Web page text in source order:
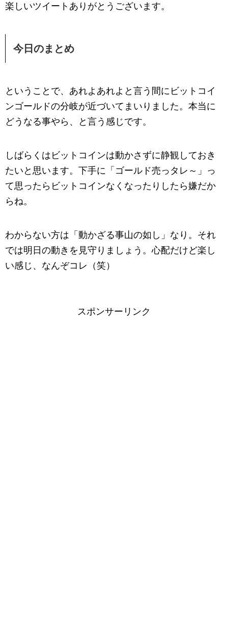
楽しいツイートありがとうございます。
今日のまとめ
ということで、あれよあれよと言う間にビットコイ
ンゴールドの分岐が近づいてまいりました。本当に
どうなる事やら、と言う感じです。
しばらくはビットコインは動かさずに静観しておき
たいと思います。下手に「ゴールド売っタレ～」っ
て思ったらビットコインなくなったりしたら嫌だか
らね。
わからない方は「動かざる事山の如し」なり。それ
では明日の動きを見守りましょう。心配だけど楽し
い感じ、なんぞコレ（笑）
スポンサーリンク